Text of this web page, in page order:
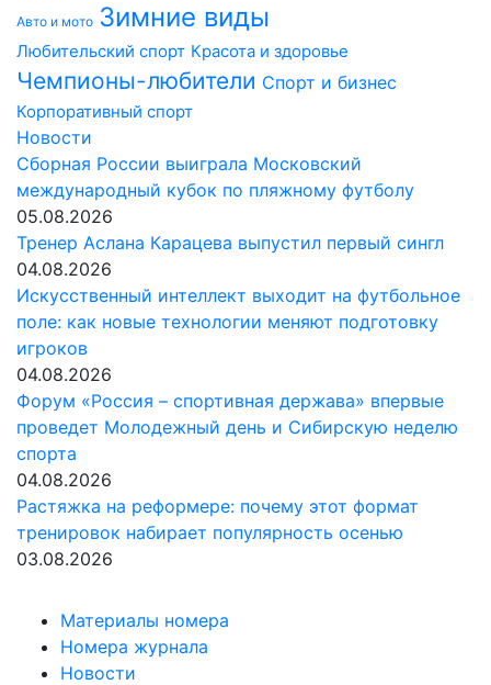
Авто и мото Зимние виды
Любительский спорт Красота и здоровье
Чемпионы-любители Спорт и бизнес
Корпоративный спорт
Новости
Сборная России выиграла Московский
международный кубок по пляжному футболу
05.08.2026
Тренер Аслана Карацева выпустил первый сингл
04.08.2026
Искусственный интеллект выходит на футбольное
поле: как новые технологии меняют подготовку
игроков
04.08.2026
Форум «Россия – спортивная держава» впервые
проведет Молодежный день и Сибирскую неделю
спорта
04.08.2026
Растяжка на реформере: почему этот формат
тренировок набирает популярность осенью
03.08.2026
Материалы номера
Номера журнала
Новости